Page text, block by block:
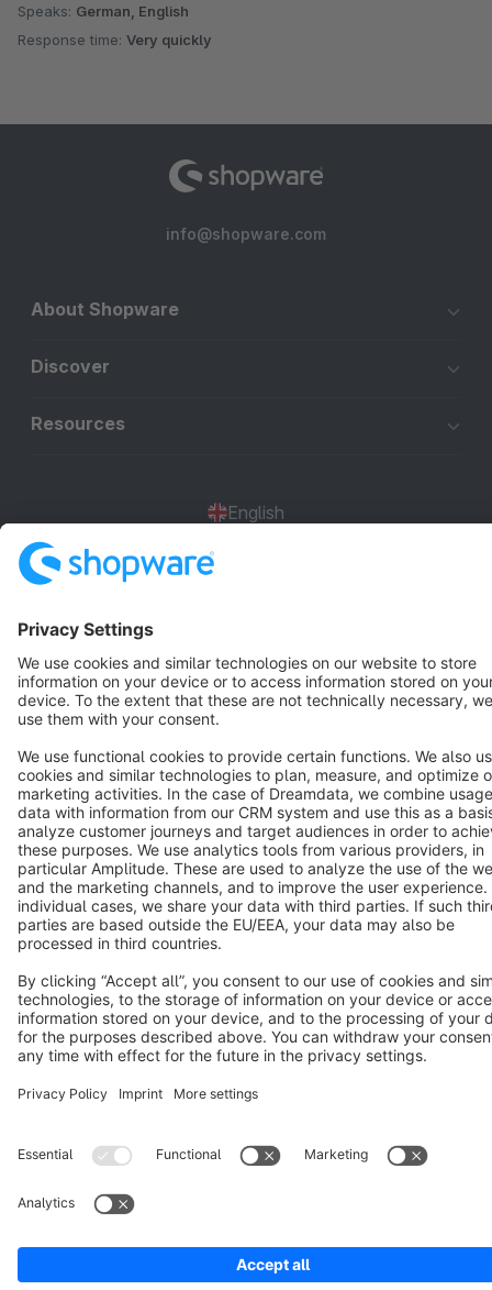
Speaks: German, English
Response time: Very quickly
info@shopware.com
About Shopware
Discover
Resources
English
Terms & Conditions Privacy Legal notice
Cookie settings
Copyright © shopware AG - All rights reserved
Notice: * All prices are quoted net of the statutory value-added tax